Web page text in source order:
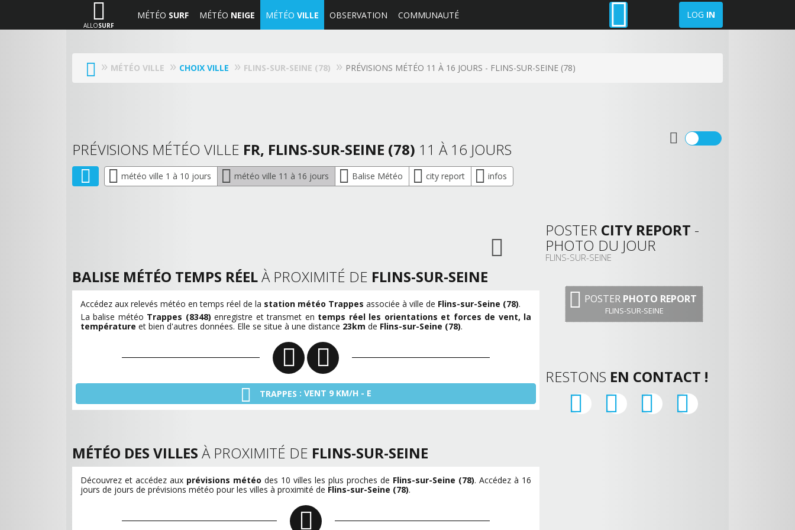
ALLOSURF
MÉTÉO SURF MÉTÉO NEIGE MÉTÉO VILLE OBSERVATION COMMUNAUTÉ LOG IN
MÉTÉO VILLE CHOIX VILLE FLINS-SUR-SEINE (78) PRÉVISIONS MÉTÉO 11 À 16 JOURS - FLINS-SUR-SEINE (78)
PRÉVISIONS MÉTÉO VILLE FR, FLINS-SUR-SEINE (78) 11 À 16 JOURS
météo ville 1 à 10 jours météo ville 11 à 16 jours Balise Météo city report infos
BALISE MÉTÉO TEMPS RÉELÀ PROXIMITÉ DE FLINS-SUR-SEINE
Accédez aux relevés météo en temps réel de la station météo Trappes associée à ville de Flins-sur-Seine (78).
La balise météo Trappes (8348)enregistre et transmet en temps réel les orientations et forces de vent, la
température et bien d'autres données. Elle se situe à une distance 23km de Flins-sur-Seine (78).
TRAPPES : VENT 9 KM/H - E
MÉTÉO DES VILLES À PROXIMITÉ DE FLINS-SUR-SEINE
Découvrez et accédez aux prévisions météo des 10 villes les plus proches de Flins-sur-Seine (78). Accédez à 16
jours de jours de prévisions météo pour les villes à proximité de Flins-sur-Seine (78).
POSTER CITY REPORT -
PHOTO DU JOUR
FLINS-SUR-SEINE
POSTER PHOTO REPORT
FLINS-SUR-SEINE
RESTONS EN CONTACT !